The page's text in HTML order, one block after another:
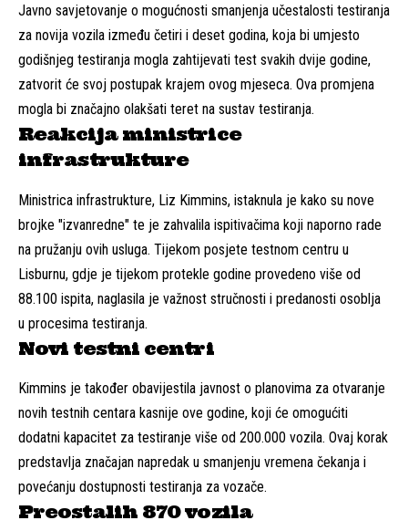
Javno savjetovanje o mogućnosti smanjenja učestalosti testiranja
za novija vozila između četiri i deset godina, koja bi umjesto
godišnjeg testiranja mogla zahtijevati test svakih dvije godine,
zatvorit će svoj postupak krajem ovog mjeseca. Ova promjena
mogla bi značajno olakšati teret na sustav testiranja.
Reakcija ministrice
infrastrukture
Ministrica infrastrukture, Liz Kimmins, istaknula je kako su nove
brojke "izvanredne" te je zahvalila ispitivačima koji naporno rade
na pružanju ovih usluga. Tijekom posjete testnom centru u
Lisburnu, gdje je tijekom protekle godine provedeno više od
88.100 ispita, naglasila je važnost stručnosti i predanosti osoblja
u procesima testiranja.
Novi testni centri
Kimmins je također obavijestila javnost o planovima za otvaranje
novih testnih centara kasnije ove godine, koji će omogućiti
dodatni kapacitet za testiranje više od 200.000 vozila. Ovaj korak
predstavlja značajan napredak u smanjenju vremena čekanja i
povećanju dostupnosti testiranja za vozače.
Preostalih 870 vozila